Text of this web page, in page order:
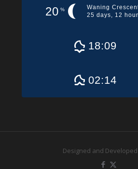
20 %
Waning
25 days, 12
18:09
02:14
Designed and